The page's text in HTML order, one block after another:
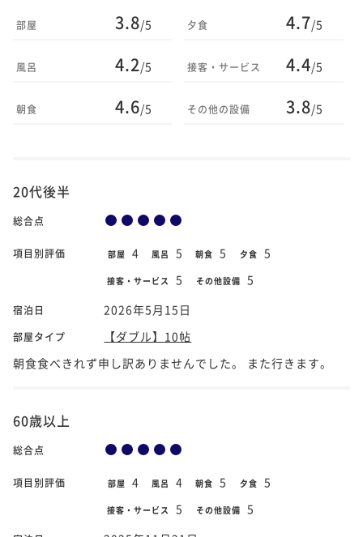
部屋 3.8/5
風呂 4.2/5
朝食 4.6/5
夕食 4.7/5
接客・サービス 4.4/5
その他の設備 3.8/5
20代後半
総合点
項目別評価 部屋 4 風呂 5 朝食 5 夕食 5
接客・サービス 5 その他設備 5
宿泊日 2026年5月15日
部屋タイプ
【ダブル】10帖
朝食食べきれず申し訳ありませんでした。 また行きます。
60歳以上
総合点
項目別評価 部屋 4 風呂 4 朝食 5 夕食 5
接客・サービス 5 その他設備 5